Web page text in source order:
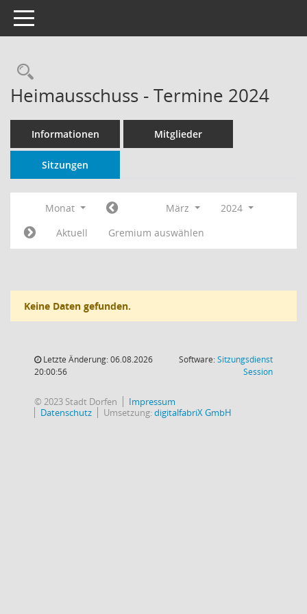
Toggle navigation
Rechercheauswahl
Heimausschuss - Termine 2024
Informationen Mitglieder
Sitzungen
Monat März
2024
Aktuell
Gremium auswählen
Keine Daten gefunden.
Letzte Änderung: 06.08.2026
20:00:56
Software:Sitzungsdienst
Session(Wird in
© 2023 Stadt Dorfen
Impressum
Datenschutz
Umsetzung:digitalfabriX GmbH